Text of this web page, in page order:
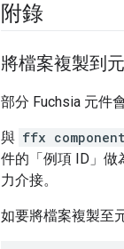
附錄
將檔案複製到
部分 Fuchsia 元件
與 ffx
件的「例項 ID」 做
力介接。
如要將檔案複製至